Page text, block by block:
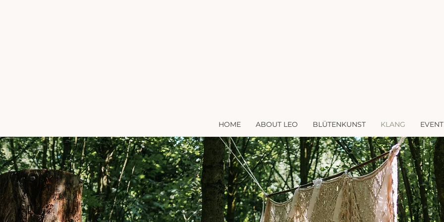
HOME ABOUT LEO BLÜTENKUNST KLANG